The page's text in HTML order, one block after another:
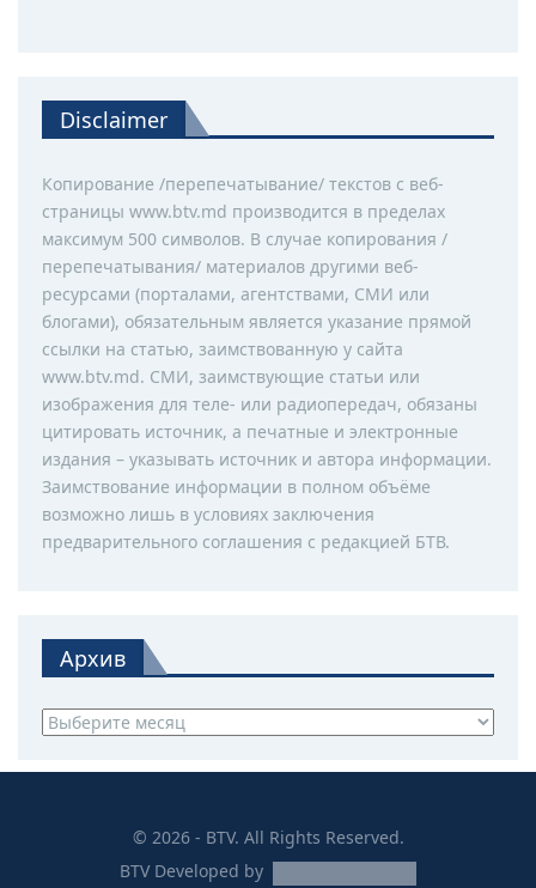
Disclaimer
Копирование /перепечатывание/ текстов с веб-
страницы www.btv.md производится в пределах
максимум 500 символов. В случае копирования /
перепечатывания/ материалов другими веб-
ресурсами (порталами, агентствами, СМИ или
блогами), обязательным является указание прямой
ссылки на статью, заимствованную у сайта
www.btv.md. СМИ, заимствующие статьи или
изображения для теле- или радиопередач, обязаны
цитировать источник, а печатные и электронные
издания – указывать источник и автора информации.
Заимствование информации в полном объёме
возможно лишь в условиях заключения
предварительного соглашения с редакцией БТВ.
Архив
Архив
© 2026 - BTV. All Rights Reserved.
BTVDeveloped by